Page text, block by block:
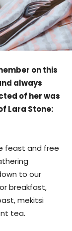
on this
always
of her was
Lara Stone:
feast and free
to our
breakfast,
mekitsi
tea.